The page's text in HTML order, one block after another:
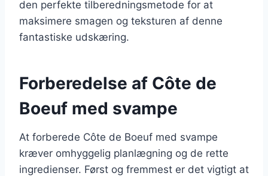
den perfekte tilberedningsmetode for at
maksimere smagen og teksturen af denne
fantastiske udskæring.
Forberedelse af Côte de
Boeuf med svampe
At forberede Côte de Boeuf med svampe
kræver omhyggelig planlægning og de rette
ingredienser. Først og fremmest er det vigtigt at